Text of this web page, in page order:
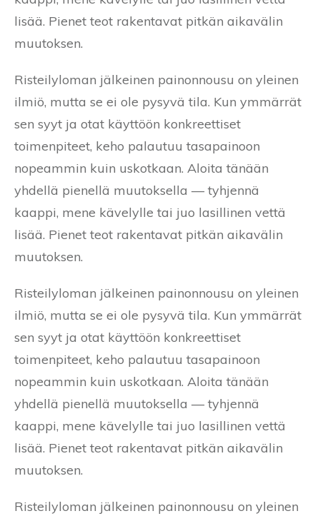
lisää. Pienet teot rakentavat pitkän aikavälin
muutoksen.
Risteilyloman jälkeinen painonnousu on yleinen
ilmiö, mutta se ei ole pysyvä tila. Kun ymmärrät
sen syyt ja otat käyttöön konkreettiset
toimenpiteet, keho palautuu tasapainoon
nopeammin kuin uskotkaan. Aloita tänään
yhdellä pienellä muutoksella — tyhjennä
kaappi, mene kävelylle tai juo lasillinen vettä
lisää. Pienet teot rakentavat pitkän aikavälin
muutoksen.
Risteilyloman jälkeinen painonnousu on yleinen
ilmiö, mutta se ei ole pysyvä tila. Kun ymmärrät
sen syyt ja otat käyttöön konkreettiset
toimenpiteet, keho palautuu tasapainoon
nopeammin kuin uskotkaan. Aloita tänään
yhdellä pienellä muutoksella — tyhjennä
kaappi, mene kävelylle tai juo lasillinen vettä
lisää. Pienet teot rakentavat pitkän aikavälin
muutoksen.
Risteilyloman jälkeinen painonnousu on yleinen